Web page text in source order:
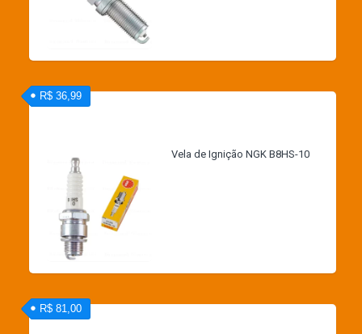
Vela de Ignição NGK B8HS-10
R$ 36,99
R$ 81,00